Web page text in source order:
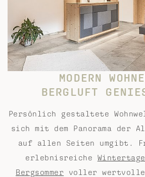
MODERN
BERGLUFT
Persönlich gestaltete
sich mit dem Panorama der
auf allen Seiten umgibt.
erlebnisreiche Wintertage
Bergsommer voller